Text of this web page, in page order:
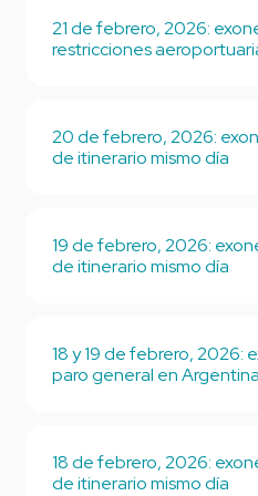
21 de febrero, 2026:
restricciones
20 de febrero, 2026:
de itinerario mismo día
19 de febrero, 2026:
de itinerario mismo día
18 y 19 de febrero, 2026:
paro general en Argentina
18 de febrero, 2026:
de itinerario mismo día